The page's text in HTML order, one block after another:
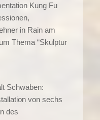
Kung Fu
in Rain am
Thema “Skulptur
Schwaben:
von sechs
des